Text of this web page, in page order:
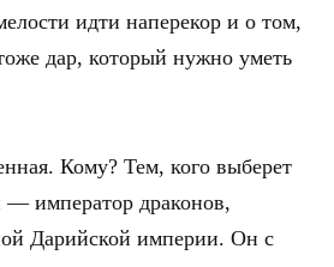
идти наперекор и о том,
дар, который нужно уметь
Кому? Тем, кого выберет
— император драконов,
Дарийской империи. Он с